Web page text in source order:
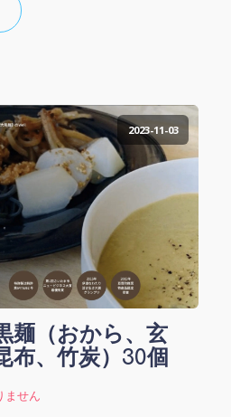
2023-11-03
麺（おから、玄
布、竹炭）30個
ません